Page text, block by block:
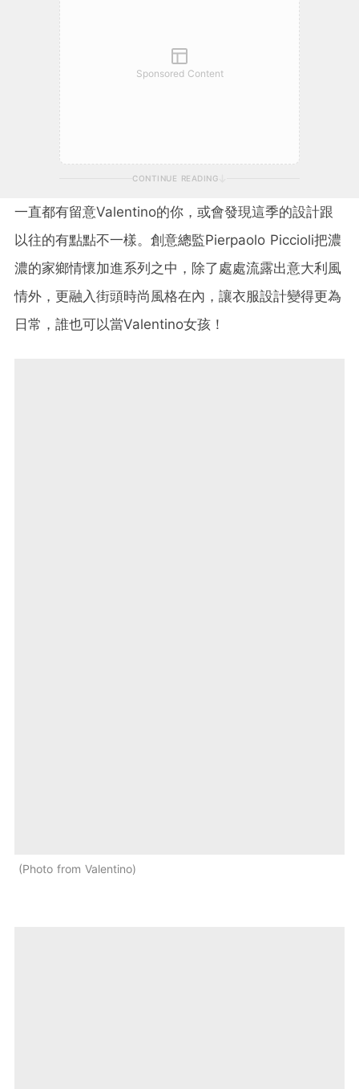
Sponsored Content
CONTINUE READING
一直都有留意Valentino的你，或會發現這季的設計跟
以往的有點點不一樣。創意總監Pierpaolo Piccioli把濃
濃的家鄉情懷加進系列之中，除了處處流露出意大利風
情外，更融入街頭時尚風格在內，讓衣服設計變得更為
日常，誰也可以當Valentino女孩！
Photo from Valentino